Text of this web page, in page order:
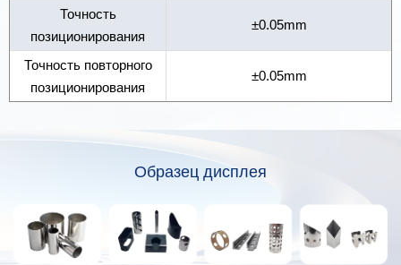
Точность
позиционирования
±0.05mm
Точность повторного
позиционирования
±0.05mm
Образец дисплея